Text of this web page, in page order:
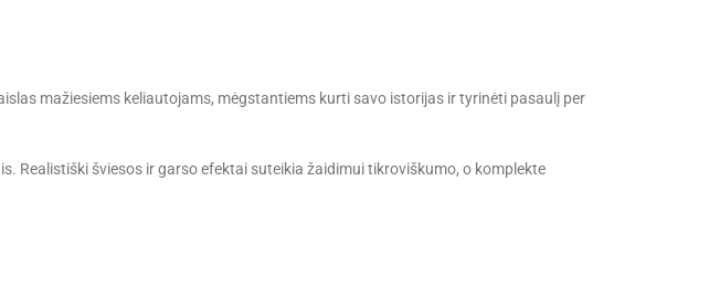
mažiesiems keliautojams, mėgstantiems kurti savo istorijas ir tyrinėti pasaulį per
Realistiški šviesos ir garso efektai suteikia žaidimui tikroviškumo, o komplekte